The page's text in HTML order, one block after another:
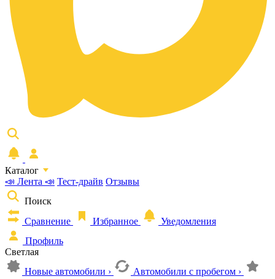
Каталог
📣 Лента 📣 Тест-драйв Отзывы
Поиск
Сравнение
Избранное
Уведомления
Профиль
Светлая
Новые автомобили › Автомобили с пробегом ›